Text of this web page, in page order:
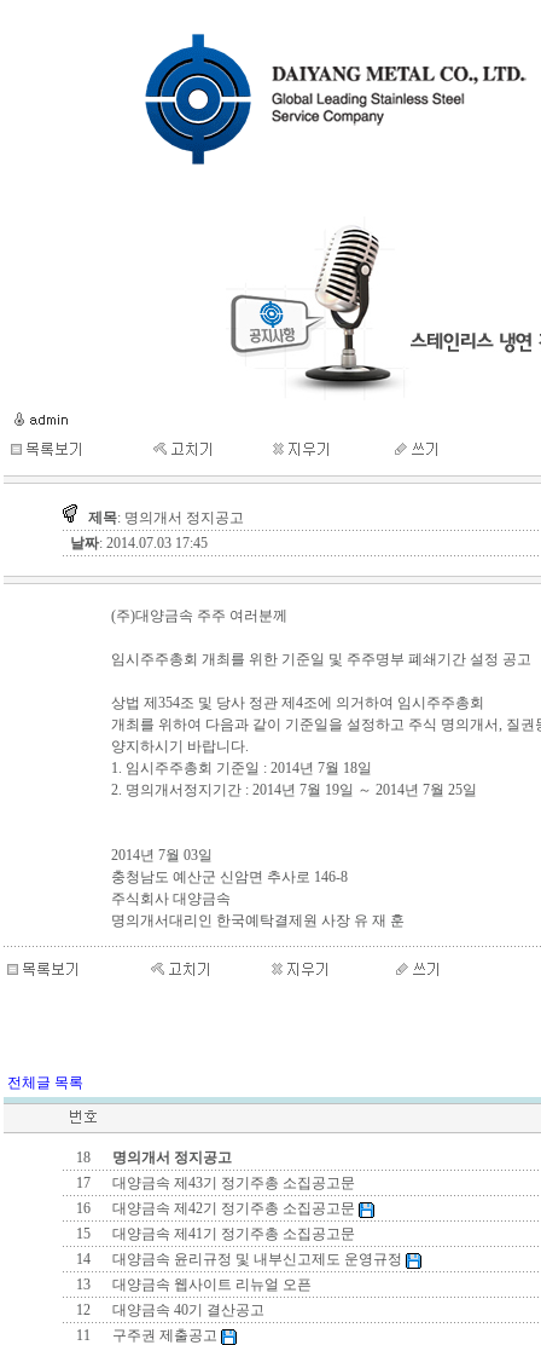
제목: 명의개서 정지공고
날짜: 2014.07.03 17:45
(주)대양금속 주주 여러분께
임시주주총회 개최를 위한 기준일 및 주주명부 폐쇄기간 설정 공고
상법 제354조 및 당사 정관 제4조에 의거하여 임시주주총회
개최를 위하여 다음과 같이 기준일을 설정하고 주식 명의개서, 질
양지하시기 바랍니다.
1. 임시주주총회 기준일 : 2014년 7월 18일
2. 명의개서정지기간 : 2014년 7월 19일 ～ 2014년 7월 25일
2014년 7월 03일
충청남도 예산군 신암면 추사로 146-8
주식회사 대양금속
명의개서대리인 한국예탁결제원 사장 유 재 훈
전체글 목록
18
명의개서 정지공고
17
대양금속 제43기 정기주총 소집공고문
16
대양금속 제42기 정기주총 소집공고문
15
대양금속 제41기 정기주총 소집공고문
14
대양금속 윤리규정 및 내부신고제도 운영규정
13
대양금속 웹사이트 리뉴얼 오픈
12
대양금속 40기 결산공고
11
구주권 제출공고